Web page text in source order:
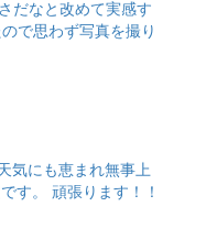
だなと改めて実感す
で思わず写真を撮り
気にも恵まれ無事上
す。 頑張ります！！